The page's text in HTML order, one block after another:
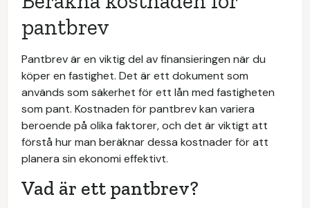
pantbrev
Pantbrev är en viktig del av finansieringen när du
köper en fastighet. Det är ett dokument som
används som säkerhet för ett lån med fastigheten
som pant. Kostnaden för pantbrev kan variera
beroende på olika faktorer, och det är viktigt att
förstå hur man beräknar dessa kostnader för att
planera sin ekonomi effektivt.
Vad är ett pantbrev?